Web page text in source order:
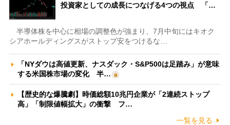
投資家としての成長につなげる4つの視点 「…
半導体株を中心に相場の調整色が強まり、7月中旬にはキオク
シアホールディングスがストップ安をつけるな…
「NYダウは高値更新、ナスダック・S&P500は足踏み」が意味
する米国株市場の変化 半…
【歴史的な爆騰劇】時価総額10兆円企業が「2連続ストップ
高」「制限値幅拡大」の衝撃 フ…
一覧を見る